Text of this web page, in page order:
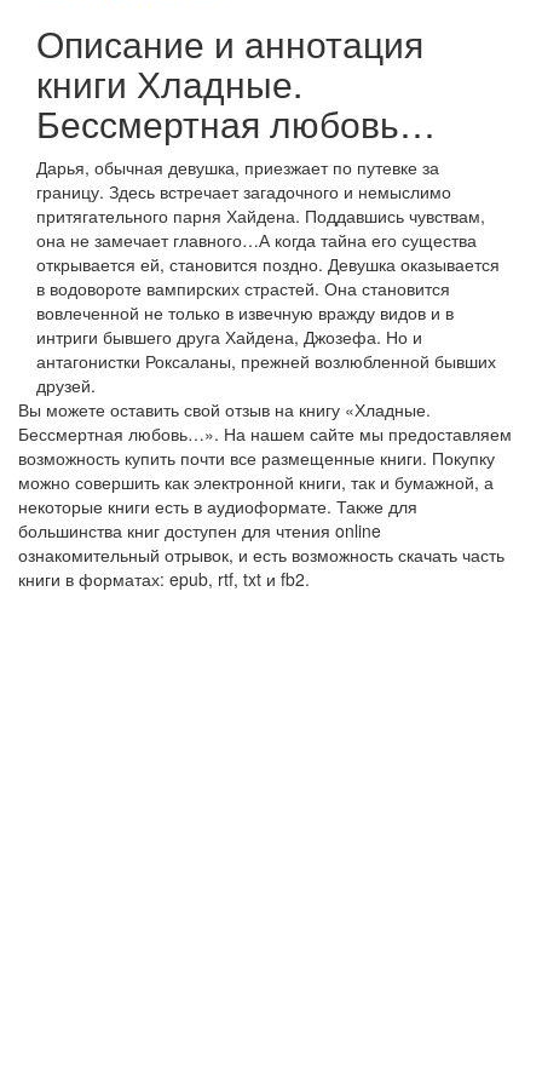
Описание и аннотация
книги Хладные.
Бессмертная любовь…
Дарья, обычная девушка, приезжает по путевке за
границу. Здесь встречает загадочного и немыслимо
притягательного парня Хайдена. Поддавшись чувствам,
она не замечает главного…А когда тайна его существа
открывается ей, становится поздно. Девушка оказывается
в водовороте вампирских страстей. Она становится
вовлеченной не только в извечную вражду видов и в
интриги бывшего друга Хайдена, Джозефа. Но и
антагонистки Роксаланы, прежней возлюбленной бывших
друзей.
Вы можете оставить свой отзыв на книгу «Хладные.
Бессмертная любовь…». На нашем сайте мы предоставляем
возможность купить почти все размещенные книги. Покупку
можно совершить как электронной книги, так и бумажной, а
некоторые книги есть в аудиоформате. Также для
большинства книг доступен для чтения online
ознакомительный отрывок, и есть возможность скачать часть
книги в форматах: epub, rtf, txt и fb2.